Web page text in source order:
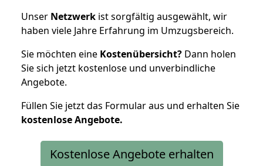
Unser Netzwerk ist sorgfältig ausgewählt, wir
haben viele Jahre Erfahrung im Umzugsbereich.
Sie möchten eine Kostenübersicht? Dann holen
Sie sich jetzt kostenlose und unverbindliche
Angebote.
Füllen Sie jetzt das Formular aus und erhalten Sie
kostenloseAngebote.
Kostenlose Angebote erhalten